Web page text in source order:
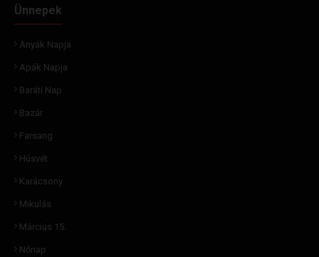
Ünnepek
Anyák Napja
Apák Napja
Baráti Nap
Bazár
Farsang
Húsvét
Karácsony
Mikulás
Március 15.
Nőnap